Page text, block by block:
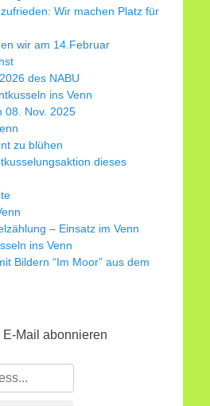
Wir machen Platz für
wir am 14.Februar
des NABU
ins Venn
08. Nov. 2025
zu blühen
dieses
– Einsatz im Venn
ins Venn
Bildern “Im Moor” aus dem
Mail abonnieren